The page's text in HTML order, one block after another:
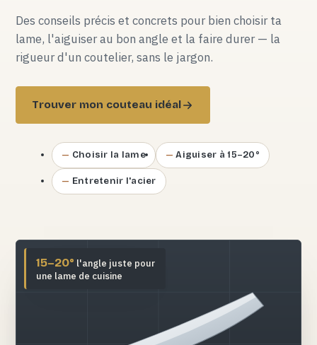
Des conseils précis et concrets pour bien choisir ta
lame, l'aiguiser au bon angle et la faire durer — la
rigueur d'un coutelier, sans le jargon.
Trouver mon couteau idéal
Choisir la lame Aiguiser à 15–20°
Entretenir l'acier
15–20° l'angle juste pour
une lame de cuisine